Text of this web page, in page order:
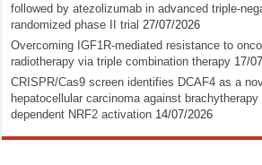
followed by atezolizumab in advanced triple-
randomized phase II trial 27/07/2026
Overcoming IGF1R-mediated resistance to
radiotherapy via triple combination therapy 17/
CRISPR/Cas9 screen identifies DCAF4 as a
hepatocellular carcinoma against
dependent NRF2 activation 14/07/2026